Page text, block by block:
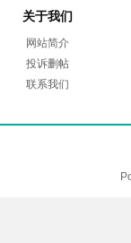
关于我们
网站简介
投诉删帖
联系我们